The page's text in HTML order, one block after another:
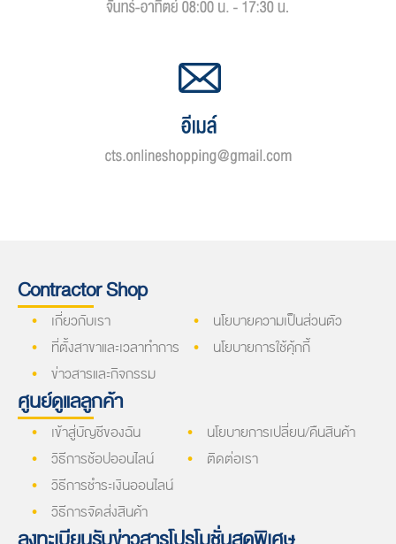
Contractor Shop
เกี่ยวกับเรา
ที่ตั้งสาขาและเวลาทำการ
ข่าวสารและกิจกรรม
นโยบายความเป็นส่วนตัว
นโยบายการใช้คุ้กกี้
ศูนย์ดูแลลูกค้า
เข้าสู่บัญชีของฉัน
วิธีการช้อปออนไลน์
วิธีการชำระเงินออนไลน์
วิธีการจัดส่งสินค้า
นโยบายการเปลี่ยน/คืนสินค้า
ติดต่อเรา